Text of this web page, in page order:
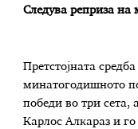
Следува реприза
Претстојната
минатогодишното
победи во три сета,
Карлос Алкараз и